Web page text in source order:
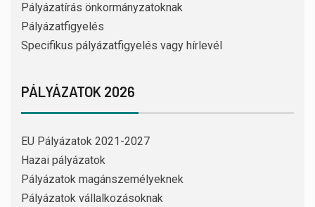
Pályázatírás önkormányzatoknak
Pályázatfigyelés
Specifikus pályázatfigyelés vagy hírlevél
PÁLYÁZATOK 2026
EU Pályázatok 2021-2027
Hazai pályázatok
Pályázatok magánszemélyeknek
Pályázatok vállalkozásoknak